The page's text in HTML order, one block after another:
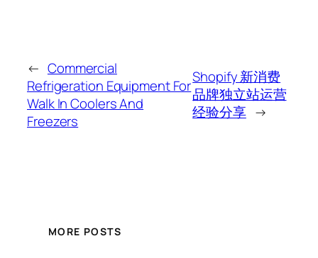
← Commercial
Refrigeration Equipment For
Walk In Coolers And
Freezers
Shopify 新消费
品牌独立站运营
经验分享 →
MORE POSTS